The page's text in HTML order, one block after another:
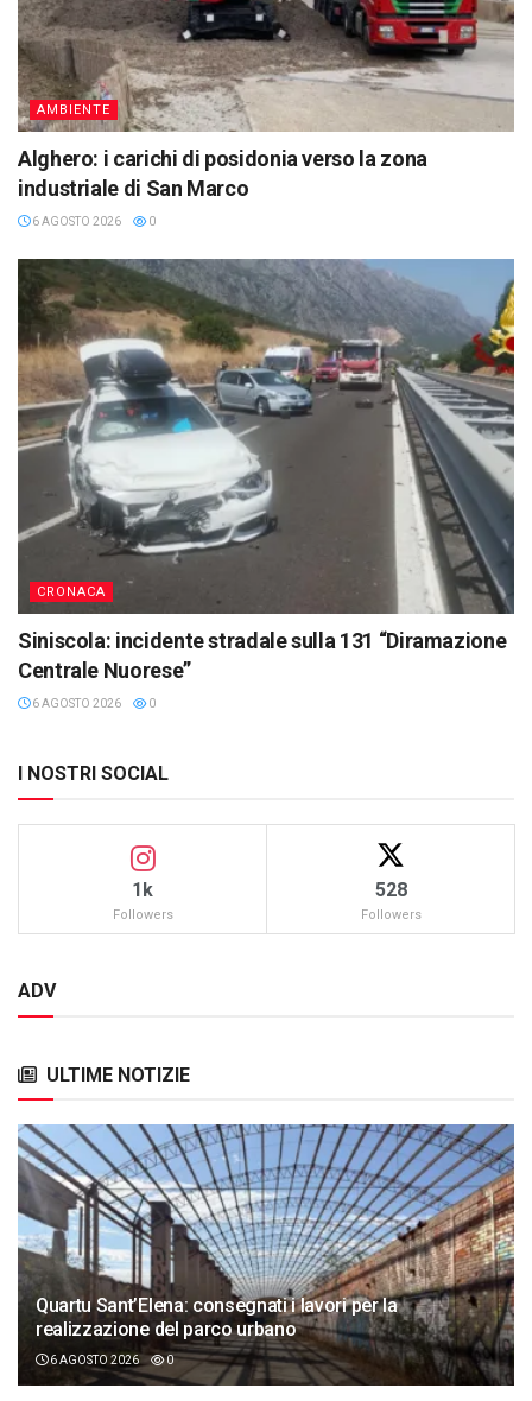
AMBIENTE
Alghero: i carichi di posidonia verso la zona
industriale di San Marco
6 AGOSTO 2026 0
CRONACA
Siniscola: incidente stradale sulla 131 “Diramazione
Centrale Nuorese”
6 AGOSTO 2026 0
I NOSTRI SOCIAL
1k
Followers
528
Followers
ADV
ULTIME NOTIZIE
Quartu Sant’Elena: consegnati i lavori per la
realizzazione del parco urbano
6 AGOSTO 2026 0